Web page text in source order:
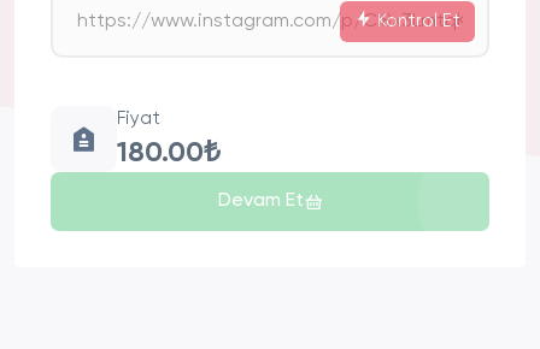
Kontrol Et
Fiyat
180.00₺
Devam Et